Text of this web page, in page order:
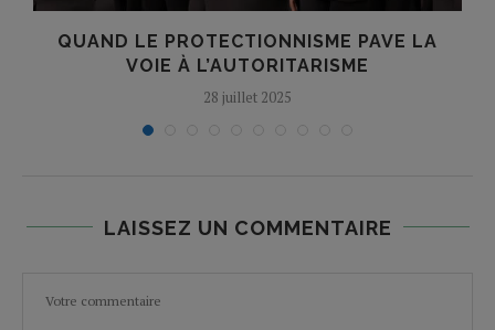
QUAND LE PROTECTIONNISME PAVE LA
VOIE À L’AUTORITARISME
28 juillet 2025
LAISSEZ UN COMMENTAIRE